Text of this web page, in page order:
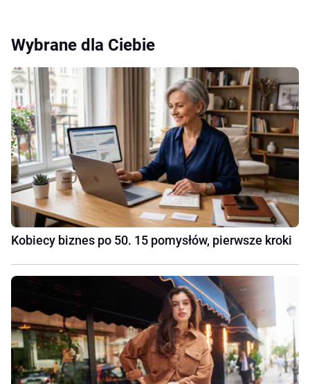
Wybrane dla Ciebie
Kobiecy biznes po 50. 15 pomysłów, pierwsze kroki